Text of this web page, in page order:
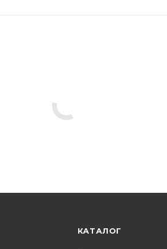
КАТАЛОГ